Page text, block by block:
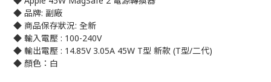
◆ 品牌: 副廠
◆ 商品保存狀況: 全新
◆ 輸入電壓 : 100-240V
◆ 輸出電壓 : 14.85V 3.05A 45W T型 新款 (T型/二代)
◆ 顏色：白